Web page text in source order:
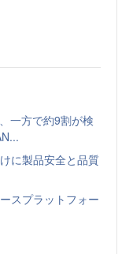
一方で約9割が検
に製品安全と品質
スプラットフォー